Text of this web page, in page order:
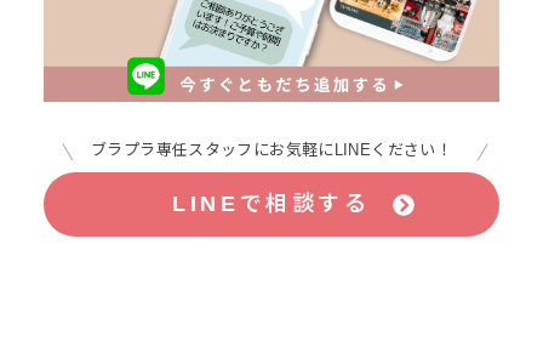
ブラプラ専任スタッフにお気軽にLINEください！
LINEで相談する